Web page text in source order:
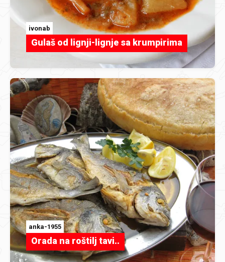
ivonab
Gulaš od lignji-lignje sa krumpirima
anka-1955
Orada na roštilj tavi..